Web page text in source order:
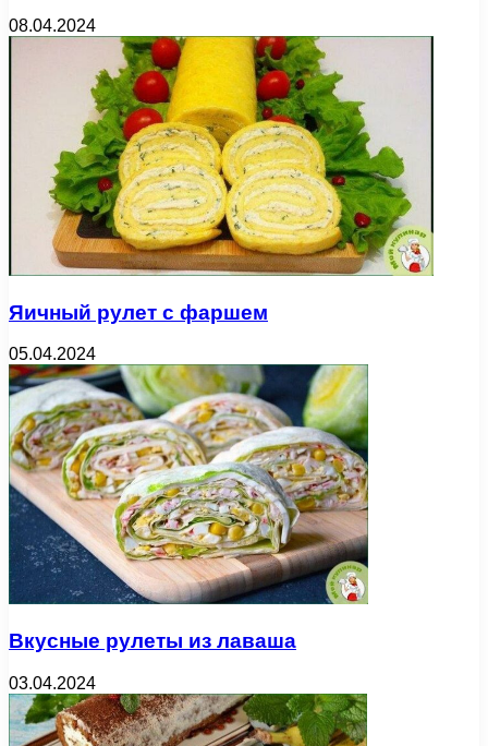
08.04.2024
Яичный рулет с фаршем
05.04.2024
Вкусные рулеты из лаваша
03.04.2024